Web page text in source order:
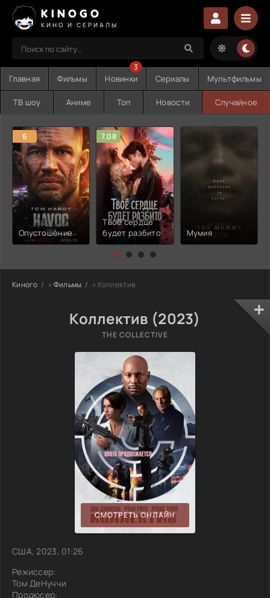
KINOGO
КИНО И СЕРИАЛЫ
Главная Фильмы Новинки
3
Сериалы Мультфильмы
ТВ шоу Аниме Топ Новости Случайное
6
Опустошение
7.08
Твоё сердце
будет разбито
Мумия
Киного » Фильмы » Коллектив
Коллектив (2023)
THE COLLECTIVE
СМОТРЕТЬ ОНЛАЙН
США, 2023, 01:26
Режиссер:
Том ДеНуччи
Продюсер: